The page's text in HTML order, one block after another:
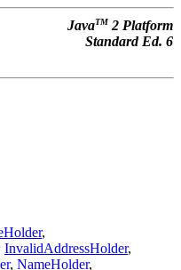
JavaTM 2 Platform
Standard Ed. 6
,
InvalidAddressHolder,
, NameHolder,